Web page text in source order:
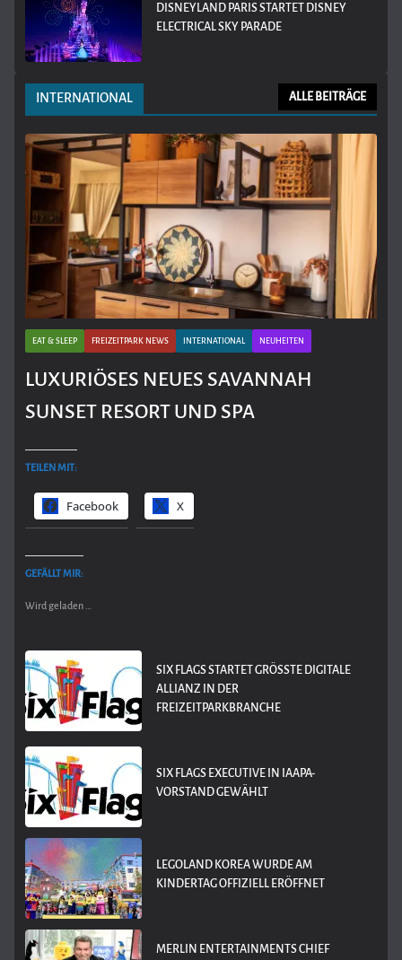
DISNEYLAND PARIS STARTET DISNEY
ELECTRICAL SKY PARADE
INTERNATIONAL ALLE BEITRÄGE
EAT & SLEEP FREIZEITPARK NEWS INTERNATIONAL NEUHEITEN
LUXURIÖSES NEUES SAVANNAH
SUNSET RESORT UND SPA
TEILEN MIT:
Facebook X
GEFÄLLT MIR:
Wird geladen …
SIX FLAGS STARTET GRÖSSTE DIGITALE A
LLIANZ IN DER F
REIZEITPARKBRANCHE
SIX FLAGS EXECUTIVE IN IAAPA-
VORSTAND GEWÄHLT
LEGOLAND KOREA WURDE AM
KINDERTAG OFFIZIELL ERÖFFNET
MERLIN ENTERTAINMENTS CHIEF